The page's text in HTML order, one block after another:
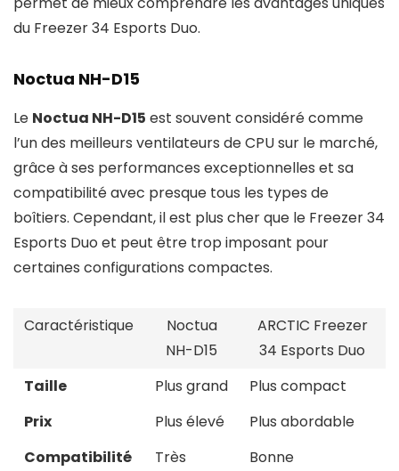
du Freezer 34 Esports Duo.
Noctua NH-D15
Le Noctua NH-D15 est souvent considéré comme
l’un des meilleurs ventilateurs de CPU sur le marché,
grâce à ses performances exceptionnelles et sa
compatibilité avec presque tous les types de
boîtiers. Cependant, il est plus cher que le Freezer 34
Esports Duo et peut être trop imposant pour
certaines configurations compactes.
Caractéristique
Noctua
NH-D15
ARCTIC Freezer
34 Esports Duo
Taille
Plus grand
Plus compact
Prix
Plus élevé
Plus abordable
Compatibilité
Très
Bonne